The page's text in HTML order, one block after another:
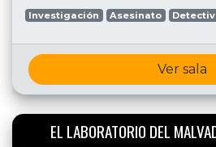
Investigación Asesinato
Ver sala
EL LABORATORIO DEL